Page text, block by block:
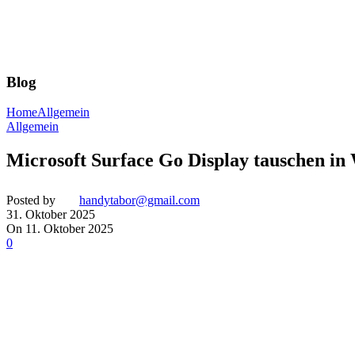
Blog
HomeAllgemein
Allgemein
Microsoft Surface Go Display tauschen in
Posted by
handytabor@gmail.com
31. Oktober 2025
On 11. Oktober 2025
0